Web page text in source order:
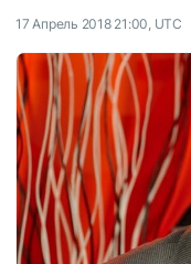
17 Апрель 2018 21:00, UTC